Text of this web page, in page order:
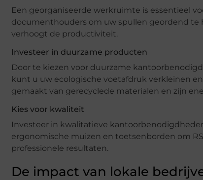
Een georganiseerde werkruimte is essentieel
documenthouders om uw spullen geordend te
verhoogt de productiviteit.
Investeer in duurzame producten
Door te kiezen voor duurzame
kunt u uw ecologische voetafdruk verkleinen
gemaakt van gerecyclede materialen en zijn
Kies voor kwaliteit
Investeer in kwalitatieve
ergonomische muizen en toetsenborden om
professionele resultaten.
De impact van lokale